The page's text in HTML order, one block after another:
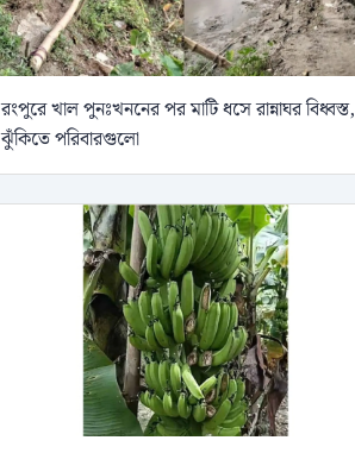
রংপুরে খাল পুনঃখননের পর মাটি ধসে রান্নাঘর বিধ্বস্ত,
ঝুঁকিতে পরিবারগুলো